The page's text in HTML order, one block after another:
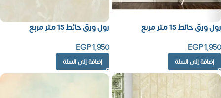
رول ورق حائط 15 متر مربع
EGP1,950
إضافة إلى السلة
رول ورق حائط 15 متر مربع
EGP1,950
إضافة إلى السلة